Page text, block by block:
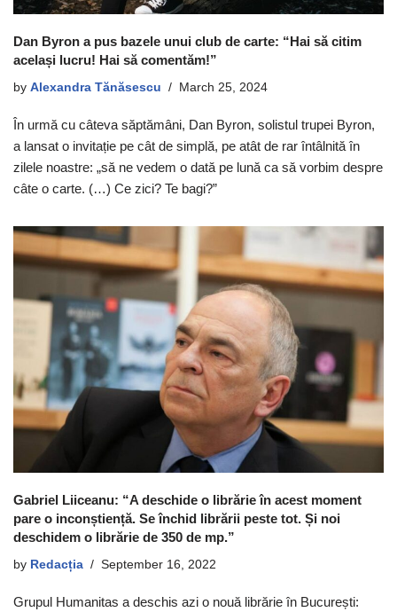
Dan Byron a pus bazele unui club de carte: “Hai să citim
același lucru! Hai să comentăm!”
by Alexandra Tănăsescu March 25, 2024
În urmă cu câteva săptămâni, Dan Byron, solistul trupei Byron,
a lansat o invitație pe cât de simplă, pe atât de rar întâlnită în
zilele noastre: „să ne vedem o dată pe lună ca să vorbim despre
câte o carte. (…) Ce zici? Te bagi?”
Gabriel Liiceanu: “A deschide o librărie în acest moment
pare o inconștiență. Se închid librării peste tot. Și noi
deschidem o librărie de 350 de mp.”
by Redacția September 16, 2022
Grupul Humanitas a deschis azi o nouă librărie în București: